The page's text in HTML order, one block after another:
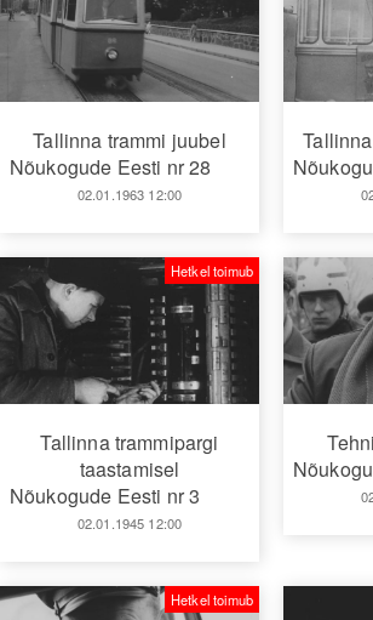
Tallinna trammi juubel
Nõukogude Eesti nr 28
02.01.1963 12:00
Tallinna trammipargi
taastamisel
Nõukogude Eesti nr 3
02.01.1945 12:00
Hetkel toimub
Hetkel toimub